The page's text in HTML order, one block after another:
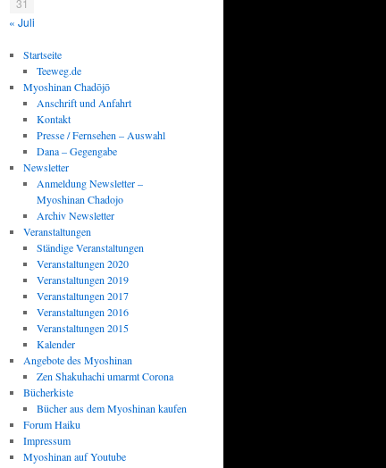
31
« Juli
Startseite
Teeweg.de
Myoshinan Chadōjō
Anschrift und Anfahrt
Kontakt
Presse / Fernsehen – Auswahl
Dana – Gegengabe
Newsletter
Anmeldung Newsletter –
Myoshinan Chadojo
Archiv Newsletter
Veranstaltungen
Ständige Veranstaltungen
Veranstaltungen 2020
Veranstaltungen 2019
Veranstaltungen 2017
Veranstaltungen 2016
Veranstaltungen 2015
Kalender
Angebote des Myoshinan
Zen Shakuhachi umarmt Corona
Bücherkiste
Bücher aus dem Myoshinan kaufen
Forum Haiku
Impressum
Myoshinan auf Youtube